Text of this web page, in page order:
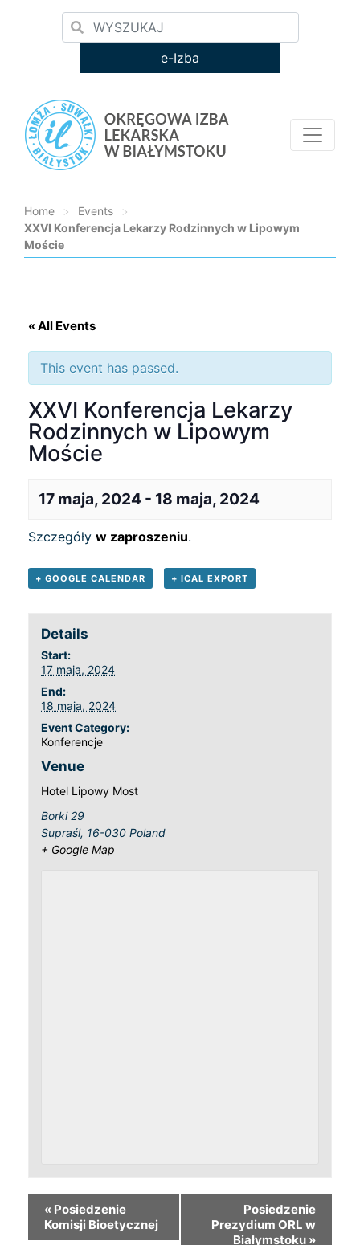
e-Izba
Home > Events
>
XXVI Konferencja Lekarzy Rodzinnych w Lipowym
Moście
« All Events
This event has passed.
XXVI Konferencja Lekarzy
Rodzinnych w Lipowym
Moście
17 maja, 2024 - 18 maja, 2024
Szczegóły w zaproszeniu.
+ GOOGLE CALENDAR + ICAL EXPORT
Details
Start:
17 maja, 2024
End:
18 maja, 2024
Event Category:
Konferencje
Venue
Hotel Lipowy Most
Borki 29
Supraśl, 16-030 Poland
+ Google Map
« Posiedzenie
Komisji Bioetycznej
Posiedzenie
Prezydium ORL w
Białymstoku »